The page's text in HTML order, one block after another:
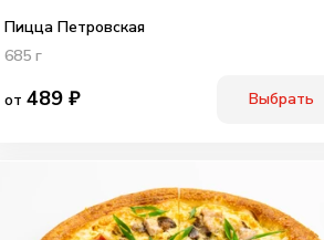
Пицца Петровская
685 г
от489₽ Выбрать